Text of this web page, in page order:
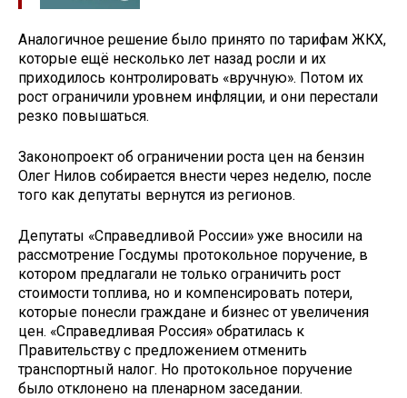
Аналогичное решение было принято по тарифам ЖКХ,
которые ещё несколько лет назад росли и их
приходилось контролировать «вручную». Потом их
рост ограничили уровнем инфляции, и они перестали
резко повышаться.
Законопроект об ограничении роста цен на бензин
Олег Нилов собирается внести через неделю, после
того как депутаты вернутся из регионов.
Депутаты «Справедливой России» уже вносили на
рассмотрение Госдумы протокольное поручение, в
котором предлагали не только ограничить рост
стоимости топлива, но и компенсировать потери,
которые понесли граждане и бизнес от увеличения
цен. «Справедливая Россия» обратилась к
Правительству с предложением отменить
транспортный налог. Но протокольное поручение
было отклонено на пленарном заседании.